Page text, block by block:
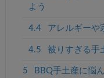
よう
4.4 アレルギーや
4.5 被りすぎる手
5
BBQ手土産に悩